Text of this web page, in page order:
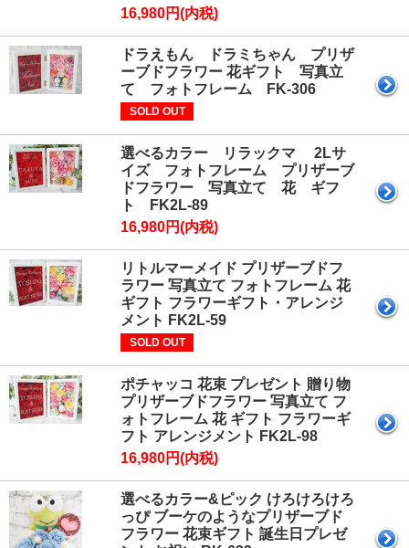
16,980円(内税)
ドラえもん ドラミちゃん プリザ
ーブドフラワー 花ギフト 写真立
て フォトフレーム FK-306
SOLD OUT
選べるカラー リラックマ 2Lサ
イズ フォトフレーム プリザーブ
ドフラワー 写真立て 花 ギフ
ト FK2L-89
16,980円(内税)
リトルマーメイド プリザーブドフ
ラワー 写真立て フォトフレーム 花
ギフト フラワーギフト・アレンジ
メント FK2L-59
SOLD OUT
ポチャッコ 花束 プレゼント 贈り物
プリザーブドフラワー 写真立て フ
ォトフレーム 花 ギフト フラワーギ
フト アレンジメント FK2L-98
16,980円(内税)
選べるカラー&ピック けろけろけろ
っぴ ブーケのようなプリザーブド
フラワー 花束ギフト 誕生日プレゼ